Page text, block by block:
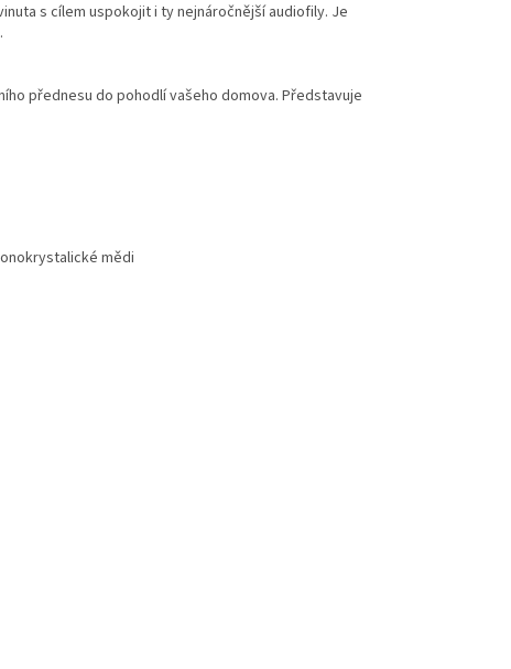
s cílem uspokojit i ty nejnáročnější audiofily. Je
přednesu do pohodlí vašeho domova. Představuje
mědi